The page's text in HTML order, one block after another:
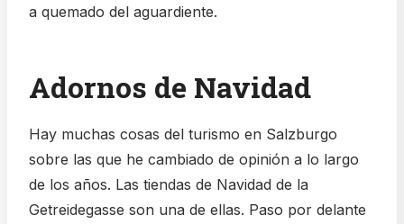
a quemado del aguardiente.
Adornos de Navidad
Hay muchas cosas del turismo en Salzburgo
sobre las que he cambiado de opinión a lo largo
de los años. Las tiendas de Navidad de la
Getreidegasse son una de ellas. Paso por delante